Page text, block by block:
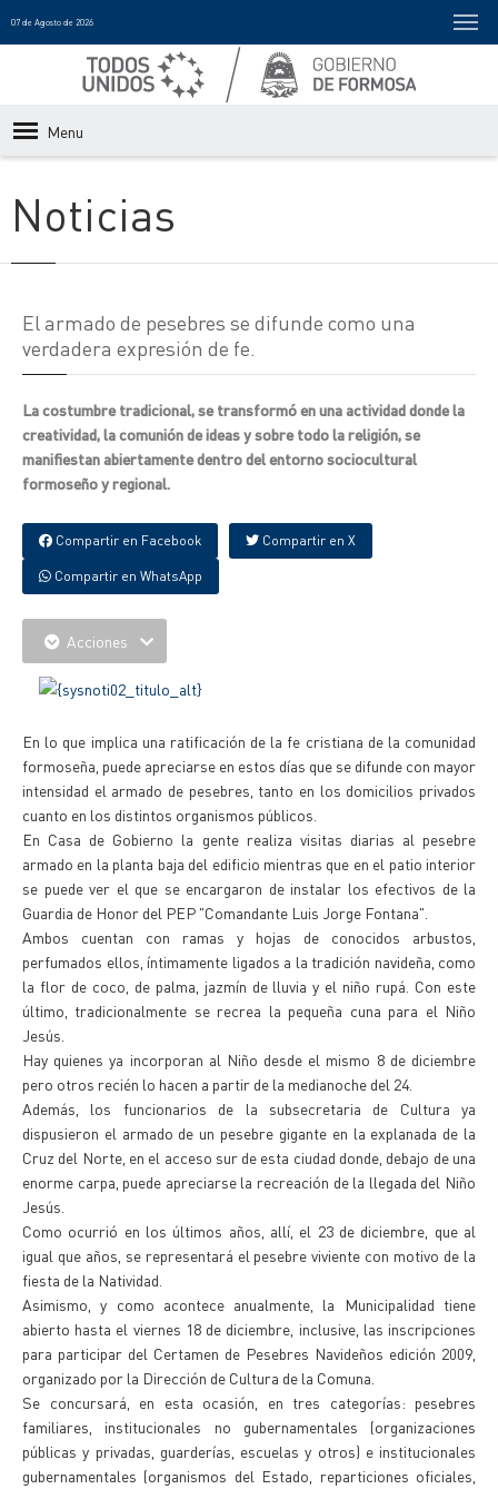
07 de Agosto de 2026
Menu
Noticias
El armado de pesebres se difunde como una
verdadera expresión de fe.
La costumbre tradicional, se transformó en una actividad donde la
creatividad, la comunión de ideas y sobre todo la religión, se
manifiestan abiertamente dentro del entorno sociocultural
formoseño y regional.
Compartir en Facebook Compartir en X
Compartir en WhatsApp
Acciones
En lo que implica una ratificación de la fe cristiana de la comunidad
formoseña, puede apreciarse en estos días que se difunde con mayor
intensidad el armado de pesebres, tanto en los domicilios privados
cuanto en los distintos organismos públicos.
En Casa de Gobierno la gente realiza visitas diarias al pesebre
armado en la planta baja del edificio mientras que en el patio interior
se puede ver el que se encargaron de instalar los efectivos de la
Guardia de Honor del PEP "Comandante Luis Jorge Fontana".
Ambos cuentan con ramas y hojas de conocidos arbustos,
perfumados ellos, íntimamente ligados a la tradición navideña, como
la flor de coco, de palma, jazmín de lluvia y el niño rupá. Con este
último, tradicionalmente se recrea la pequeña cuna para el Niño
Jesús.
Hay quienes ya incorporan al Niño desde el mismo 8 de diciembre
pero otros recién lo hacen a partir de la medianoche del 24.
Además, los funcionarios de la subsecretaria de Cultura ya
dispusieron el armado de un pesebre gigante en la explanada de la
Cruz del Norte, en el acceso sur de esta ciudad donde, debajo de una
enorme carpa, puede apreciarse la recreación de la llegada del Niño
Jesús.
Como ocurrió en los últimos años, allí, el 23 de diciembre, que al
igual que años, se representará el pesebre viviente con motivo de la
fiesta de la Natividad.
Asimismo, y como acontece anualmente, la Municipalidad tiene
abierto hasta el viernes 18 de diciembre, inclusive, las inscripciones
para participar del Certamen de Pesebres Navideños edición 2009,
organizado por la Dirección de Cultura de la Comuna.
Se concursará, en esta ocasión, en tres categorías: pesebres
familiares, institucionales no gubernamentales (organizaciones
públicas y privadas, guarderías, escuelas y otros) e institucionales
gubernamentales (organismos del Estado, reparticiones oficiales,